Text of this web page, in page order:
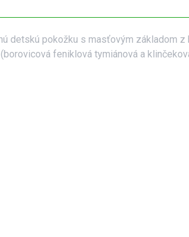
detskú pokožku s masťovým základom
feniklová tymiánová a